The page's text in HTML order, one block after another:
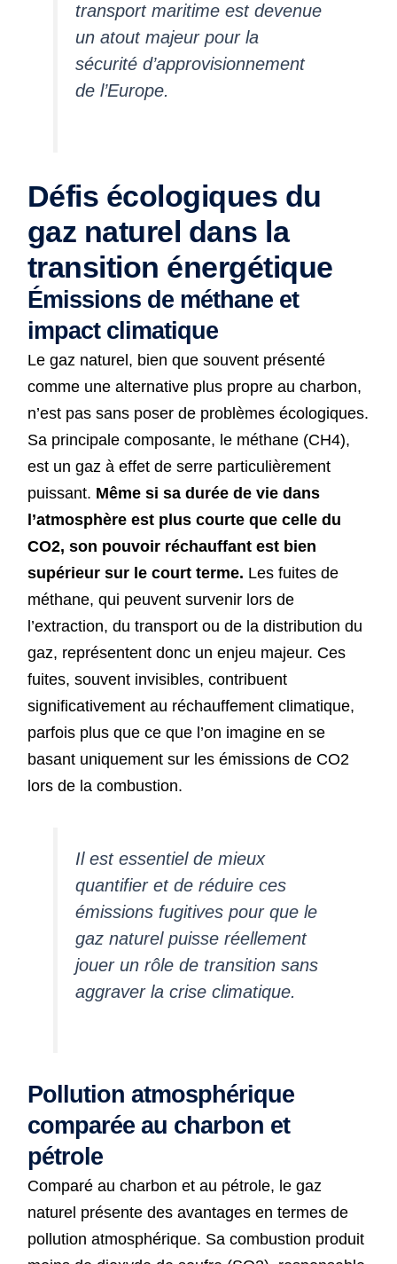
transport maritime est devenue
un atout majeur pour la
sécurité d’approvisionnement
de l’Europe.
Défis écologiques du
gaz naturel dans la
transition énergétique
Émissions de méthane et
impact climatique
Le gaz naturel, bien que souvent présenté
comme une alternative plus propre au charbon,
n’est pas sans poser de problèmes écologiques.
Sa principale composante, le méthane (CH4),
est un gaz à effet de serre particulièrement
puissant. Même si sa durée de vie dans
l’atmosphère est plus courte que celle du
CO2, son pouvoir réchauffant est bien
supérieur sur le court terme. Les fuites de
méthane, qui peuvent survenir lors de
l’extraction, du transport ou de la distribution du
gaz, représentent donc un enjeu majeur. Ces
fuites, souvent invisibles, contribuent
significativement au réchauffement climatique,
parfois plus que ce que l’on imagine en se
basant uniquement sur les émissions de CO2
lors de la combustion.
Il est essentiel de mieux
quantifier et de réduire ces
émissions fugitives pour que le
gaz naturel puisse réellement
jouer un rôle de transition sans
aggraver la crise climatique.
Pollution atmosphérique
comparée au charbon et
pétrole
Comparé au charbon et au pétrole, le gaz
naturel présente des avantages en termes de
pollution atmosphérique. Sa combustion produit